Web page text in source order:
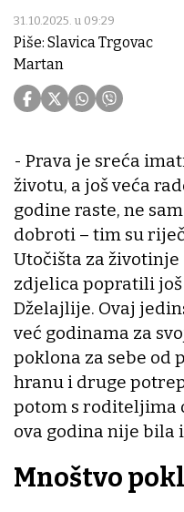
31.10.2025. u 09:29
Piše: Slavica Trgovac
Martan
- Prava je sreća
životu, a još veća
godine raste, ne
dobroti – tim su
Utočišta za
zdjelica popratili još
Dželajlije. Ovaj
već godinama za
poklona za sebe
hranu i druge
potom s roditeljima
ova godina nije bila
Mnoštvo